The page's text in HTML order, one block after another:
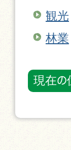
観光
林業
現在の